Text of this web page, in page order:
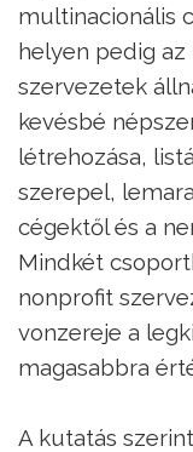
multinacionális
helyen pedig
szervezetek
kevésbé
létrehozása,
szerepel,
cégektől és a
Mindkét
nonprofit
vonzereje a
magasabbra
A kutatás